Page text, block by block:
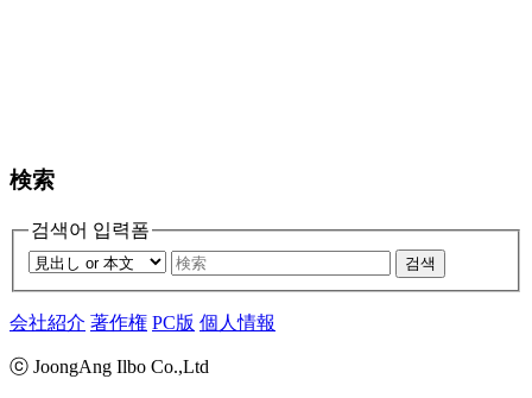
検索
검색어 입력폼
검색
会社紹介 著作権 PC版 個人情報
ⓒ JoongAng Ilbo Co.,Ltd